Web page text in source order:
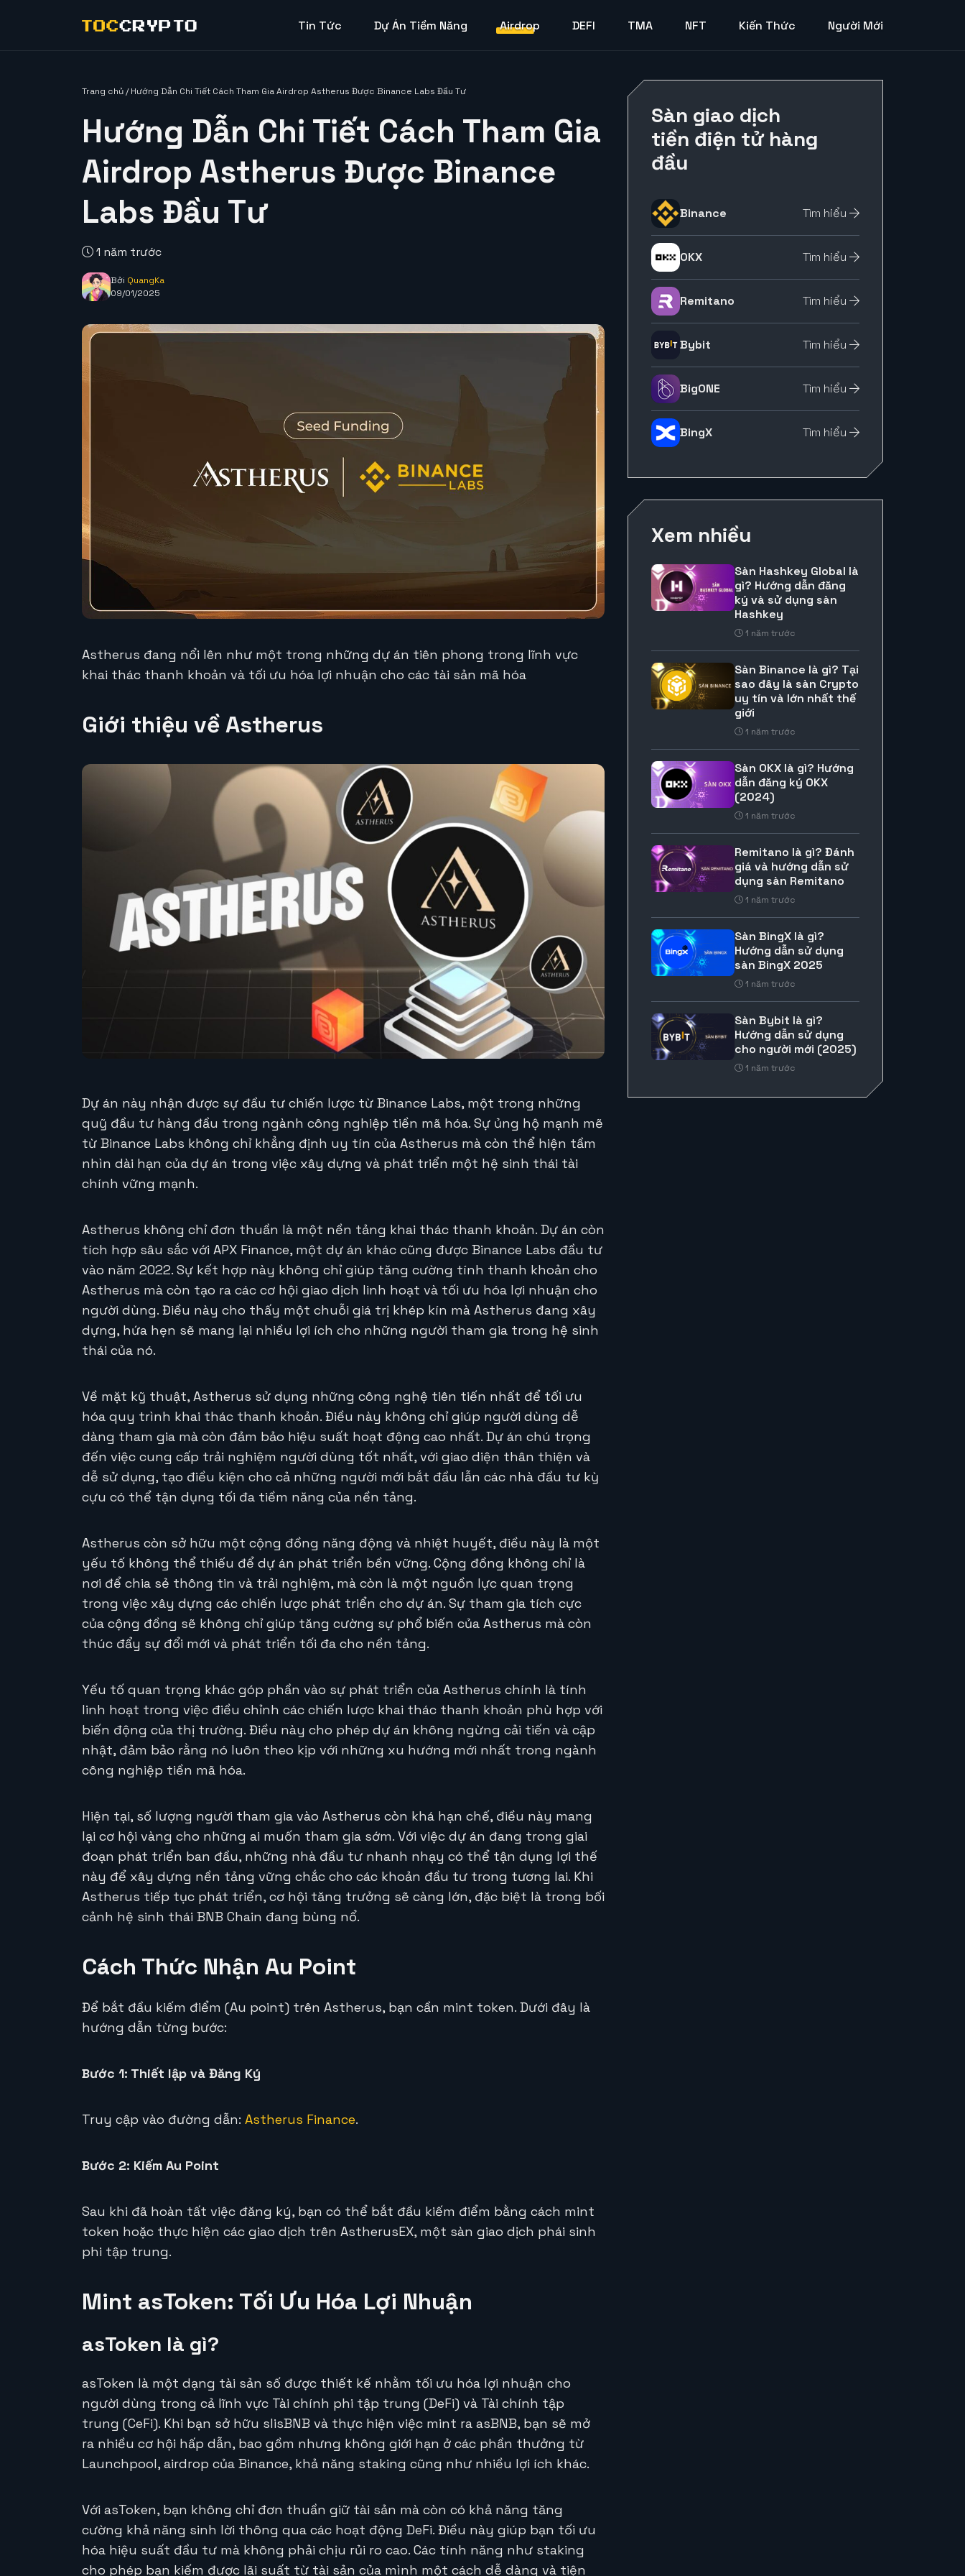
Tin Tức Dự Án Tiềm Năng Airdrop DEFI TMA NFT Kiến Thức Người Mới
Trang chủ/Hướng Dẫn Chi Tiết Cách Tham Gia Airdrop Astherus Được Binance Labs Đầu Tư
Hướng Dẫn Chi Tiết Cách Tham Gia
Airdrop Astherus Được Binance
Labs Đầu Tư
1 năm trước
Bởi QuangKa
09/01/2025
Astherus đang nổi lên như một trong những dự án tiên phong trong lĩnh vực
khai thác thanh khoản và tối ưu hóa lợi nhuận cho các tài sản mã hóa
Giới thiệu về Astherus
Dự án này nhận được sự đầu tư chiến lược từ Binance Labs, một trong những
quỹ đầu tư hàng đầu trong ngành công nghiệp tiền mã hóa. Sự ủng hộ mạnh mẽ
từ Binance Labs không chỉ khẳng định uy tín của Astherus mà còn thể hiện tầm
nhìn dài hạn của dự án trong việc xây dựng và phát triển một hệ sinh thái tài
chính vững mạnh.
Astherus không chỉ đơn thuần là một nền tảng khai thác thanh khoản. Dự án còn
tích hợp sâu sắc với APX Finance, một dự án khác cũng được Binance Labs đầu tư
vào năm 2022. Sự kết hợp này không chỉ giúp tăng cường tính thanh khoản cho
Astherus mà còn tạo ra các cơ hội giao dịch linh hoạt và tối ưu hóa lợi nhuận cho
người dùng. Điều này cho thấy một chuỗi giá trị khép kín mà Astherus đang xây
dựng, hứa hẹn sẽ mang lại nhiều lợi ích cho những người tham gia trong hệ sinh
thái của nó.
Về mặt kỹ thuật, Astherus sử dụng những công nghệ tiên tiến nhất để tối ưu
hóa quy trình khai thác thanh khoản. Điều này không chỉ giúp người dùng dễ
dàng tham gia mà còn đảm bảo hiệu suất hoạt động cao nhất. Dự án chú trọng
đến việc cung cấp trải nghiệm người dùng tốt nhất, với giao diện thân thiện và
dễ sử dụng, tạo điều kiện cho cả những người mới bắt đầu lẫn các nhà đầu tư kỳ
cựu có thể tận dụng tối đa tiềm năng của nền tảng.
Astherus còn sở hữu một cộng đồng năng động và nhiệt huyết, điều này là một
yếu tố không thể thiếu để dự án phát triển bền vững. Cộng đồng không chỉ là
nơi để chia sẻ thông tin và trải nghiệm, mà còn là một nguồn lực quan trọng
trong việc xây dựng các chiến lược phát triển cho dự án. Sự tham gia tích cực
của cộng đồng sẽ không chỉ giúp tăng cường sự phổ biến của Astherus mà còn
thúc đẩy sự đổi mới và phát triển tối đa cho nền tảng.
Yếu tố quan trọng khác góp phần vào sự phát triển của Astherus chính là tính
linh hoạt trong việc điều chỉnh các chiến lược khai thác thanh khoản phù hợp với
biến động của thị trường. Điều này cho phép dự án không ngừng cải tiến và cập
nhật, đảm bảo rằng nó luôn theo kịp với những xu hướng mới nhất trong ngành
công nghiệp tiền mã hóa.
Hiện tại, số lượng người tham gia vào Astherus còn khá hạn chế, điều này mang
lại cơ hội vàng cho những ai muốn tham gia sớm. Với việc dự án đang trong giai
đoạn phát triển ban đầu, những nhà đầu tư nhanh nhạy có thể tận dụng lợi thế
này để xây dựng nền tảng vững chắc cho các khoản đầu tư trong tương lai. Khi
Astherus tiếp tục phát triển, cơ hội tăng trưởng sẽ càng lớn, đặc biệt là trong bối
cảnh hệ sinh thái BNB Chain đang bùng nổ.
Cách Thức Nhận Au Point
Để bắt đầu kiếm điểm (Au point) trên Astherus, bạn cần mint token. Dưới đây là
hướng dẫn từng bước:
Bước 1: Thiết lập và Đăng Ký
Truy cập vào đường dẫn: Astherus Finance.
Bước 2: Kiếm Au Point
Sau khi đã hoàn tất việc đăng ký, bạn có thể bắt đầu kiếm điểm bằng cách mint
token hoặc thực hiện các giao dịch trên AstherusEX, một sàn giao dịch phái sinh
phi tập trung.
Mint asToken: Tối Ưu Hóa Lợi Nhuận
asToken là gì?
asToken là một dạng tài sản số được thiết kế nhằm tối ưu hóa lợi nhuận cho
người dùng trong cả lĩnh vực Tài chính phi tập trung (DeFi) và Tài chính tập
trung (CeFi). Khi bạn sở hữu slisBNB và thực hiện việc mint ra asBNB, bạn sẽ mở
ra nhiều cơ hội hấp dẫn, bao gồm nhưng không giới hạn ở các phần thưởng từ
Launchpool, airdrop của Binance, khả năng staking cũng như nhiều lợi ích khác.
Với asToken, bạn không chỉ đơn thuần giữ tài sản mà còn có khả năng tăng
cường khả năng sinh lời thông qua các hoạt động DeFi. Điều này giúp bạn tối ưu
hóa hiệu suất đầu tư mà không phải chịu rủi ro cao. Các tính năng như staking
cho phép bạn kiếm được lãi suất từ tài sản của mình một cách dễ dàng và tiện
Sàn giao dịch
tiền điện tử hàng
đầu
Binance Tìm hiểu
OKX Tìm hiểu
Remitano Tìm hiểu
Bybit Tìm hiểu
BigONE Tìm hiểu
BingX Tìm hiểu
Xem nhiều
Sàn Hashkey Global là
gì? Hướng dẫn đăng
ký và sử dụng sàn
Hashkey
1 năm trước
Sàn Binance là gì? Tại
sao đây là sàn Crypto
uy tín và lớn nhất thế
giới
1 năm trước
Sàn OKX là gì? Hướng
dẫn đăng ký OKX
(2024)
1 năm trước
Remitano là gì? Đánh
giá và hướng dẫn sử
dụng sàn Remitano
1 năm trước
Sàn BingX là gì?
Hướng dẫn sử dụng
sàn BingX 2025
1 năm trước
Sàn Bybit là gì?
Hướng dẫn sử dụng
cho người mới (2025)
1 năm trước